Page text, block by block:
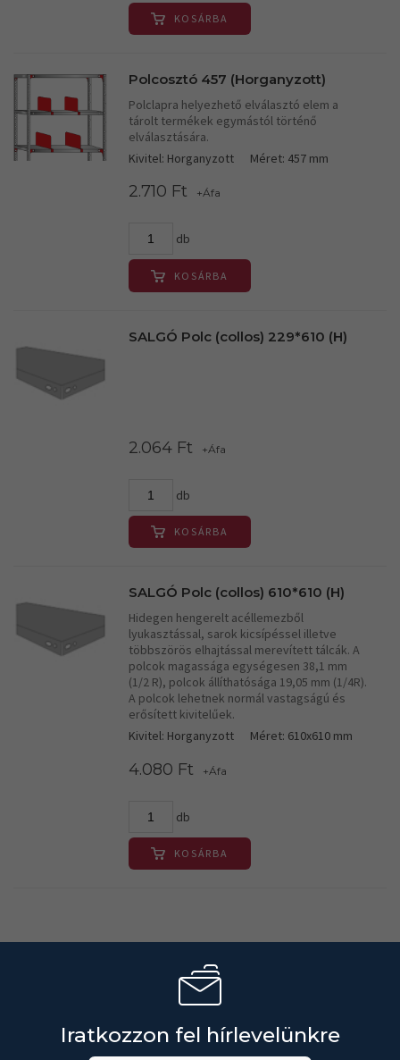
KOSÁRBA
Polcosztó 457 (Horganyzott)
Polclapra helyezhető elválasztó elem a
tárolt termékek egymástól történő
elválasztására.
Kivitel: Horganyzott
Méret: 457 mm
2.710 Ft +Áfa
db
KOSÁRBA
SALGÓ Polc (collos) 229*610 (H)
2.064 Ft +Áfa
db
KOSÁRBA
SALGÓ Polc (collos) 610*610 (H)
Hidegen hengerelt acéllemezből
lyukasztással, sarok kicsípéssel illetve
többszörös elhajtással merevített tálcák. A
polcok magassága egységesen 38,1 mm
(1/2 R), polcok állíthatósága 19,05 mm (1/4R).
A polcok lehetnek normál vastagságú és
erősített kivitelűek.
Kivitel: Horganyzott
Méret: 610x610 mm
4.080 Ft +Áfa
db
KOSÁRBA
Iratkozzon fel hírlevelünkre